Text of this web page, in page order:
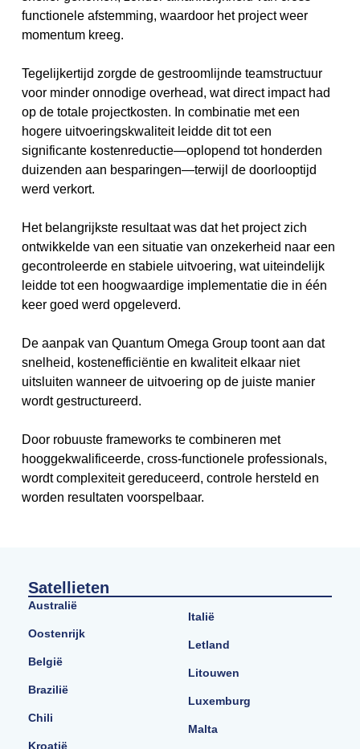
functionele afstemming, waardoor het project weer
momentum kreeg.
Tegelijkertijd zorgde de gestroomlijnde teamstructuur
voor minder onnodige overhead, wat direct impact had
op de totale projectkosten. In combinatie met een
hogere uitvoeringskwaliteit leidde dit tot een
significante kostenreductie—oplopend tot honderden
duizenden aan besparingen—terwijl de doorlooptijd
werd verkort.
Het belangrijkste resultaat was dat het project zich
ontwikkelde van een situatie van onzekerheid naar een
gecontroleerde en stabiele uitvoering, wat uiteindelijk
leidde tot een hoogwaardige implementatie die in één
keer goed werd opgeleverd.
De aanpak van Quantum Omega Group toont aan dat
snelheid, kostenefficiëntie en kwaliteit elkaar niet
uitsluiten wanneer de uitvoering op de juiste manier
wordt gestructureerd.
Door robuuste frameworks te combineren met
hooggekwalificeerde, cross-functionele professionals,
wordt complexiteit gereduceerd, controle hersteld en
worden resultaten voorspelbaar.
Satellieten
Australië
Oostenrijk
België
Brazilië
Chili
Kroatië
Italië
Letland
Litouwen
Luxemburg
Malta